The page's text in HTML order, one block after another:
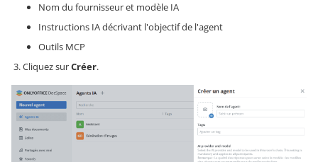
Nom du fournisseur et modèle IA
Instructions IA décrivant l'objectif de l'agent
Outils MCP
Cliquez surCréer.